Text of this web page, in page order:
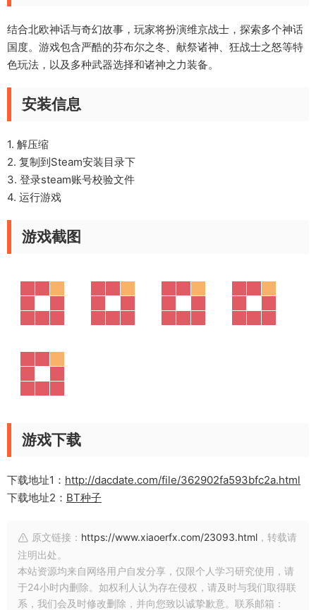
结合北欧神话与奇幻故事，玩家将扮演维京战士，探索多个神话
国度。游戏包含严酷的芬布尔之冬、献祭诸神、狂战士之怒等特
色玩法，以及多种武器选择和诸神之力装备。
安装信息
1. 解压缩
2. 复制到Steam安装目录下
3. 登录steam账号校验文件
4. 运行游戏
游戏截图
游戏下载
下载地址1： http://dacdate.com/file/362902fa593bfc2a.html
下载地址2： BT种子
原文链接： https://www.xiaoerfx.com/23093.html ，转载请
注明出处。
本站资源均来自网络用户自发分享，仅限个人学习研究使用，请
于24小时内删除。如权利人认为存在侵权，请及时与我们取得联
系，我们会及时修改删除，并向您致以诚挚歉意。联系邮箱：